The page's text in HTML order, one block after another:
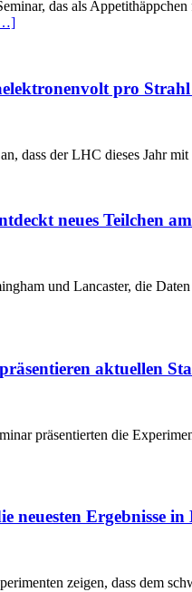
das als
pro Strahl
dass der LHC dieses Jahr
neues Teilchen
und Lancaster, die
aktuellen
präsentierten die
neuesten Ergebnisse
zeigen, dass dem